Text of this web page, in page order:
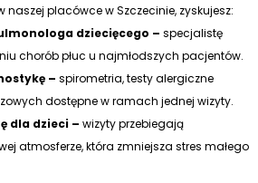
naszej placówce w Szczecinie, zyskujesz:
dziecięcego – specjalistę
chorób płuc u najmłodszych pacjentów.
– spirometria, testy alergiczne
dostępne w ramach jednej wizyty.
dla dzieci – wizyty przebiegają
atmosferze, która zmniejsza stres małego